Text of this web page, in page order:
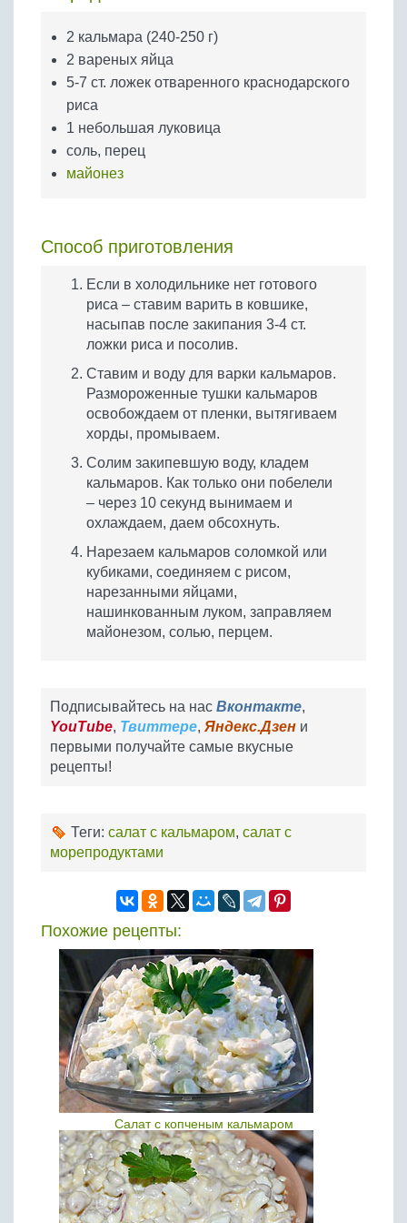
Яйца
Крупы
2 кальмара (240-250 г)
2 вареных яйца
5-7 ст. ложек отваренного краснодарского
риса
1 небольшая луковица
соль, перец
майонез
Способ приготовления
Если в холодильнике нет готового
риса – ставим варить в ковшике,
насыпав после закипания 3-4 ст.
ложки риса и посолив.
Ставим и воду для варки кальмаров.
Размороженные тушки кальмаров
освобождаем от пленки, вытягиваем
хорды, промываем.
Солим закипевшую воду, кладем
кальмаров. Как только они побелели
– через 10 секунд вынимаем и
охлаждаем, даем обсохнуть.
Нарезаем кальмаров соломкой или
кубиками, соединяем с рисом,
нарезанными яйцами,
нашинкованным луком, заправляем
майонезом, солью, перцем.
Подписывайтесь на нас Вконтакте,
YouTube, Твиттере, Яндекс.Дзен и
первыми получайте самые вкусные
рецепты!
Теги: салат с кальмаром, салат с
морепродуктами
Похожие рецепты:
Салат с копченым кальмаром